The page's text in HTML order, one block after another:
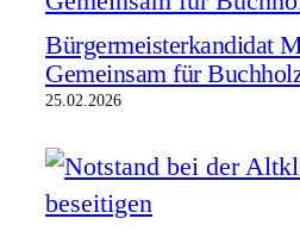
Bürgermeisterkandidat
Gemeinsam für
25.02.2026